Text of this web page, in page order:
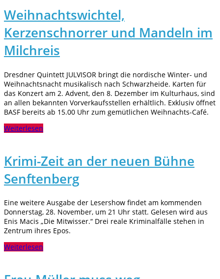
Weihnachtswichtel,
Kerzenschnorrer und Mandeln im
Milchreis
Dresdner Quintett JULVISOR bringt die nordische Winter- und
Weihnachtsnacht musikalisch nach Schwarzheide. Karten für
das Konzert am 2. Advent, den 8. Dezember im Kulturhaus, sind
an allen bekannten Vorverkaufsstellen erhältlich. Exklusiv öffnet
BASF bereits ab 15.00 Uhr zum gemütlichen Weihnachts-Café.
Weiterlesen
Krimi-Zeit an der neuen Bühne
Senftenberg
Eine weitere Ausgabe der Lesershow findet am kommenden
Donnerstag, 28. November, um 21 Uhr statt. Gelesen wird aus
Enis Macis „Die Mitwisser.“ Drei reale Kriminalfälle stehen in
Zentrum ihres Epos.
Weiterlesen